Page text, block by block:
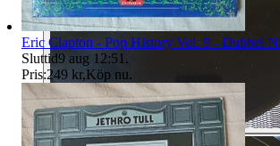
Eric Clapton - Pop History Vol. 9 - Dubbel
Sluttid9 aug 12:51 .
Pris:249 kr,Köp nu.